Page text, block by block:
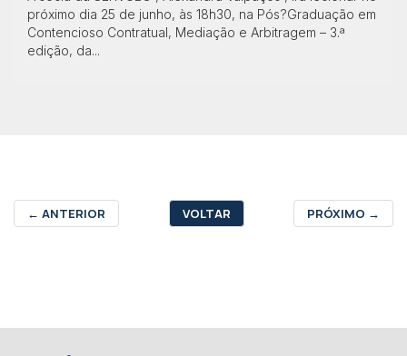
próximo dia 25 de junho, às 18h30, na Pós?Graduação em
Contencioso Contratual, Mediação e Arbitragem – 3.ª
edição, da...
← ANTERIOR VOLTAR PRÓXIMO →